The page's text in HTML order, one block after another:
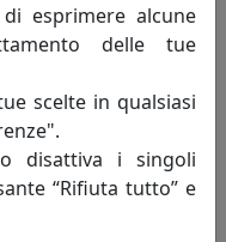
su misura e/o
forme e colorazioni
a determinare un
siano diverse dalla
tramite il
dell'azienda
esprimere alcune
delle tue
scelte in qualsiasi
disattiva i singoli
“Rifiuta tutto” e